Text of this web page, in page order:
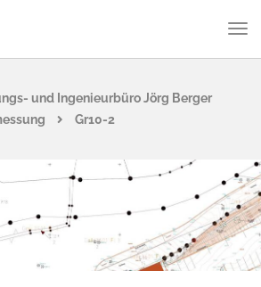
und Ingenieurbüro Jörg Berger
Gr10-2